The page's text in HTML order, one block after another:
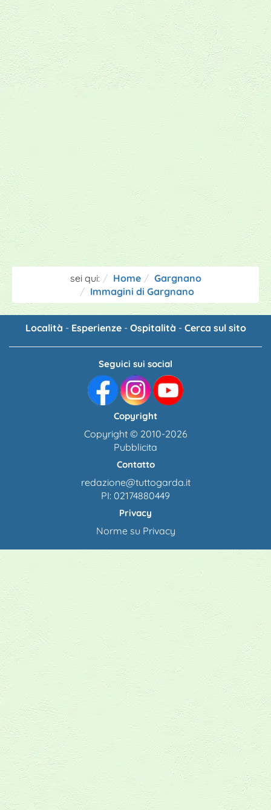
sei qui: Home
Gargnano
Immagini di Gargnano
Località - Esperienze- Ospitalità - Cerca sul sito
Seguici sui social
Copyright
Copyright © 2010-2026
Pubblicita
Contatto
redazione@tuttogarda.it
PI: 02174880449
Privacy
Norme su Privacy